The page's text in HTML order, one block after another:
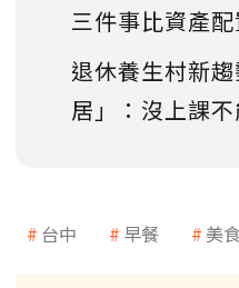
三件事比資產配
退休養生村新
居」：沒上課
台中 早餐 美食